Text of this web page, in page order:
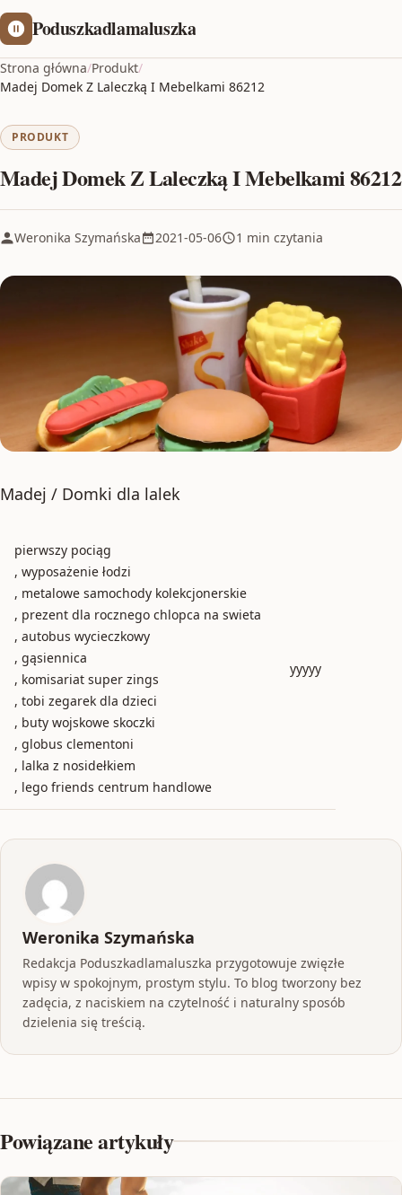
Poduszkadlamaluszka
Strona główna/Produkt/
Madej Domek Z Laleczką I Mebelkami 86212
PRODUKT
Madej Domek Z Laleczką I Mebelkami 86212
Weronika Szymańska 2021-05-06 1 min czytania
Madej / Domki dla lalek
pierwszy pociąg
, wyposażenie łodzi
, metalowe samochody kolekcjonerskie
, prezent dla rocznego chlopca na swieta
, autobus wycieczkowy
, gąsiennica
, komisariat super zings
, tobi zegarek dla dzieci
, buty wojskowe skoczki
, globus clementoni
, lalka z nosidełkiem
, lego friends centrum handlowe
yyyyy
Weronika Szymańska
Redakcja Poduszkadlamaluszka przygotowuje zwięzłe
wpisy w spokojnym, prostym stylu. To blog tworzony bez
zadęcia, z naciskiem na czytelność i naturalny sposób
dzielenia się treścią.
Powiązane artykuły